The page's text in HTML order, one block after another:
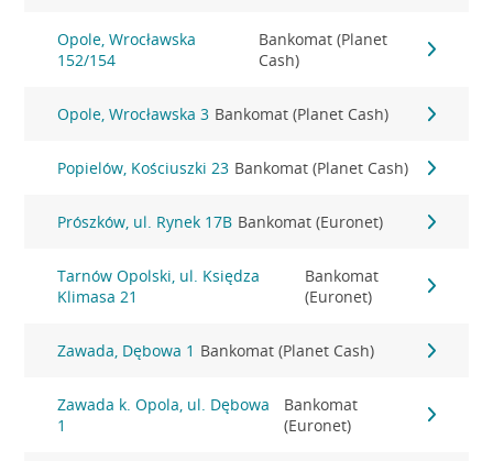
Opole, Wrocławska
152/154
Bankomat (Planet
Cash)
Opole, Wrocławska 3 Bankomat (Planet Cash)
Popielów, Kościuszki 23 Bankomat (Planet Cash)
Prószków, ul. Rynek 17B Bankomat (Euronet)
Tarnów Opolski, ul. Księdza
Klimasa 21
Bankomat
(Euronet)
Zawada, Dębowa 1 Bankomat (Planet Cash)
Zawada k. Opola, ul. Dębowa
1
Bankomat
(Euronet)